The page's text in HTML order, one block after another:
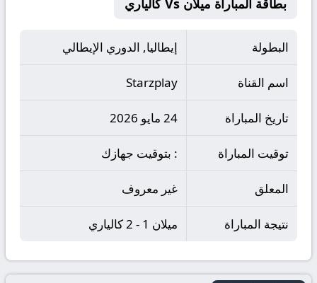
بطاقة المباراة ميلان Vs كالياري
البطولة إيطاليا, الدوري الإيطالي
اسم القناة Starzplay
تاريخ المباراة 24 مايو 2026
توقيت المباراة : بتوقيت جهازك
المعلق غير معروف
نتيجة المباراة ميلان 1 - 2 كالياري